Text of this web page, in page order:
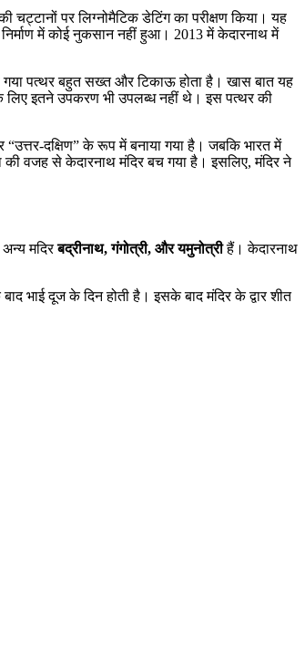
चट्टानों पर लिग्नोमैटिक डेटिंग का परीक्षण किया। यह
में कोई नुकसान नहीं हुआ। 2013 में केदारनाथ में
गया पत्थर बहुत सख्त और टिकाऊ होता है। खास बात यह
लिए इतने उपकरण भी उपलब्ध नहीं थे। इस पत्थर की
दक्षिण” के रूप में बनाया गया है। जबकि भारत में
की वजह से केदारनाथ मंदिर बच गया है। इसलिए, मंदिर ने
अन्य मदिरबद्रीनाथ, गंगोत्री, और यमुनोत्रीहैं। केदारनाथ
भाई दूज के दिन होती है। इसके बाद मंदिर के द्वार शीत